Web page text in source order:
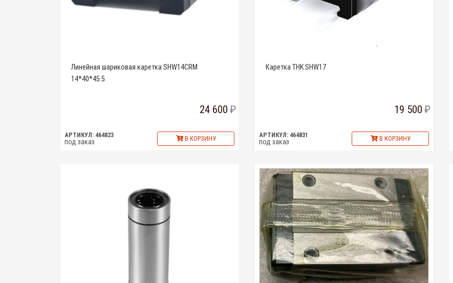
Линейная шариковая каретка SHW14CRM
14*40*45.5
24 600
АРТИКУЛ: 464823
под заказ В КОРЗИНУ
Каретка THK SHW17
19 500
АРТИКУЛ: 464831
под заказ В КОРЗИНУ